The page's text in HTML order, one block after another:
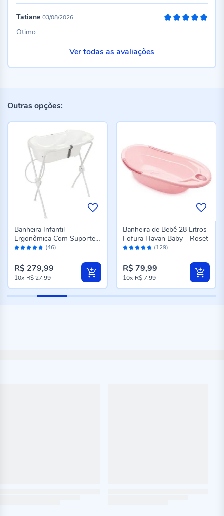
Tatiane 03/08/2026
Otimo
Ver todas as avaliações
Outras opções:
Avaliação: (46)
Banheira Infantil
Ergonômica Com Suporte
Tutti Baby - Branca
R$ 279,99
10x R$ 27,99
Avaliação: (129)
Banheira de Bebê 28 Litros
Fofura Havan Baby - Roset
R$ 79,99
10x R$ 7,99